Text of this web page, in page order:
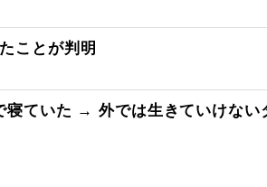
ことが判明
寝ていた → 外では生きていけな